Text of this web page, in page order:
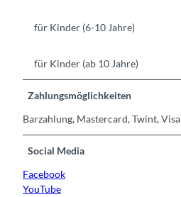
für Kinder (6-10 Jahre)
für Kinder (ab 10 Jahre)
Zahlungsmöglichkeiten
Barzahlung, Mastercard, Twint, Visa
Social Media
Facebook
YouTube